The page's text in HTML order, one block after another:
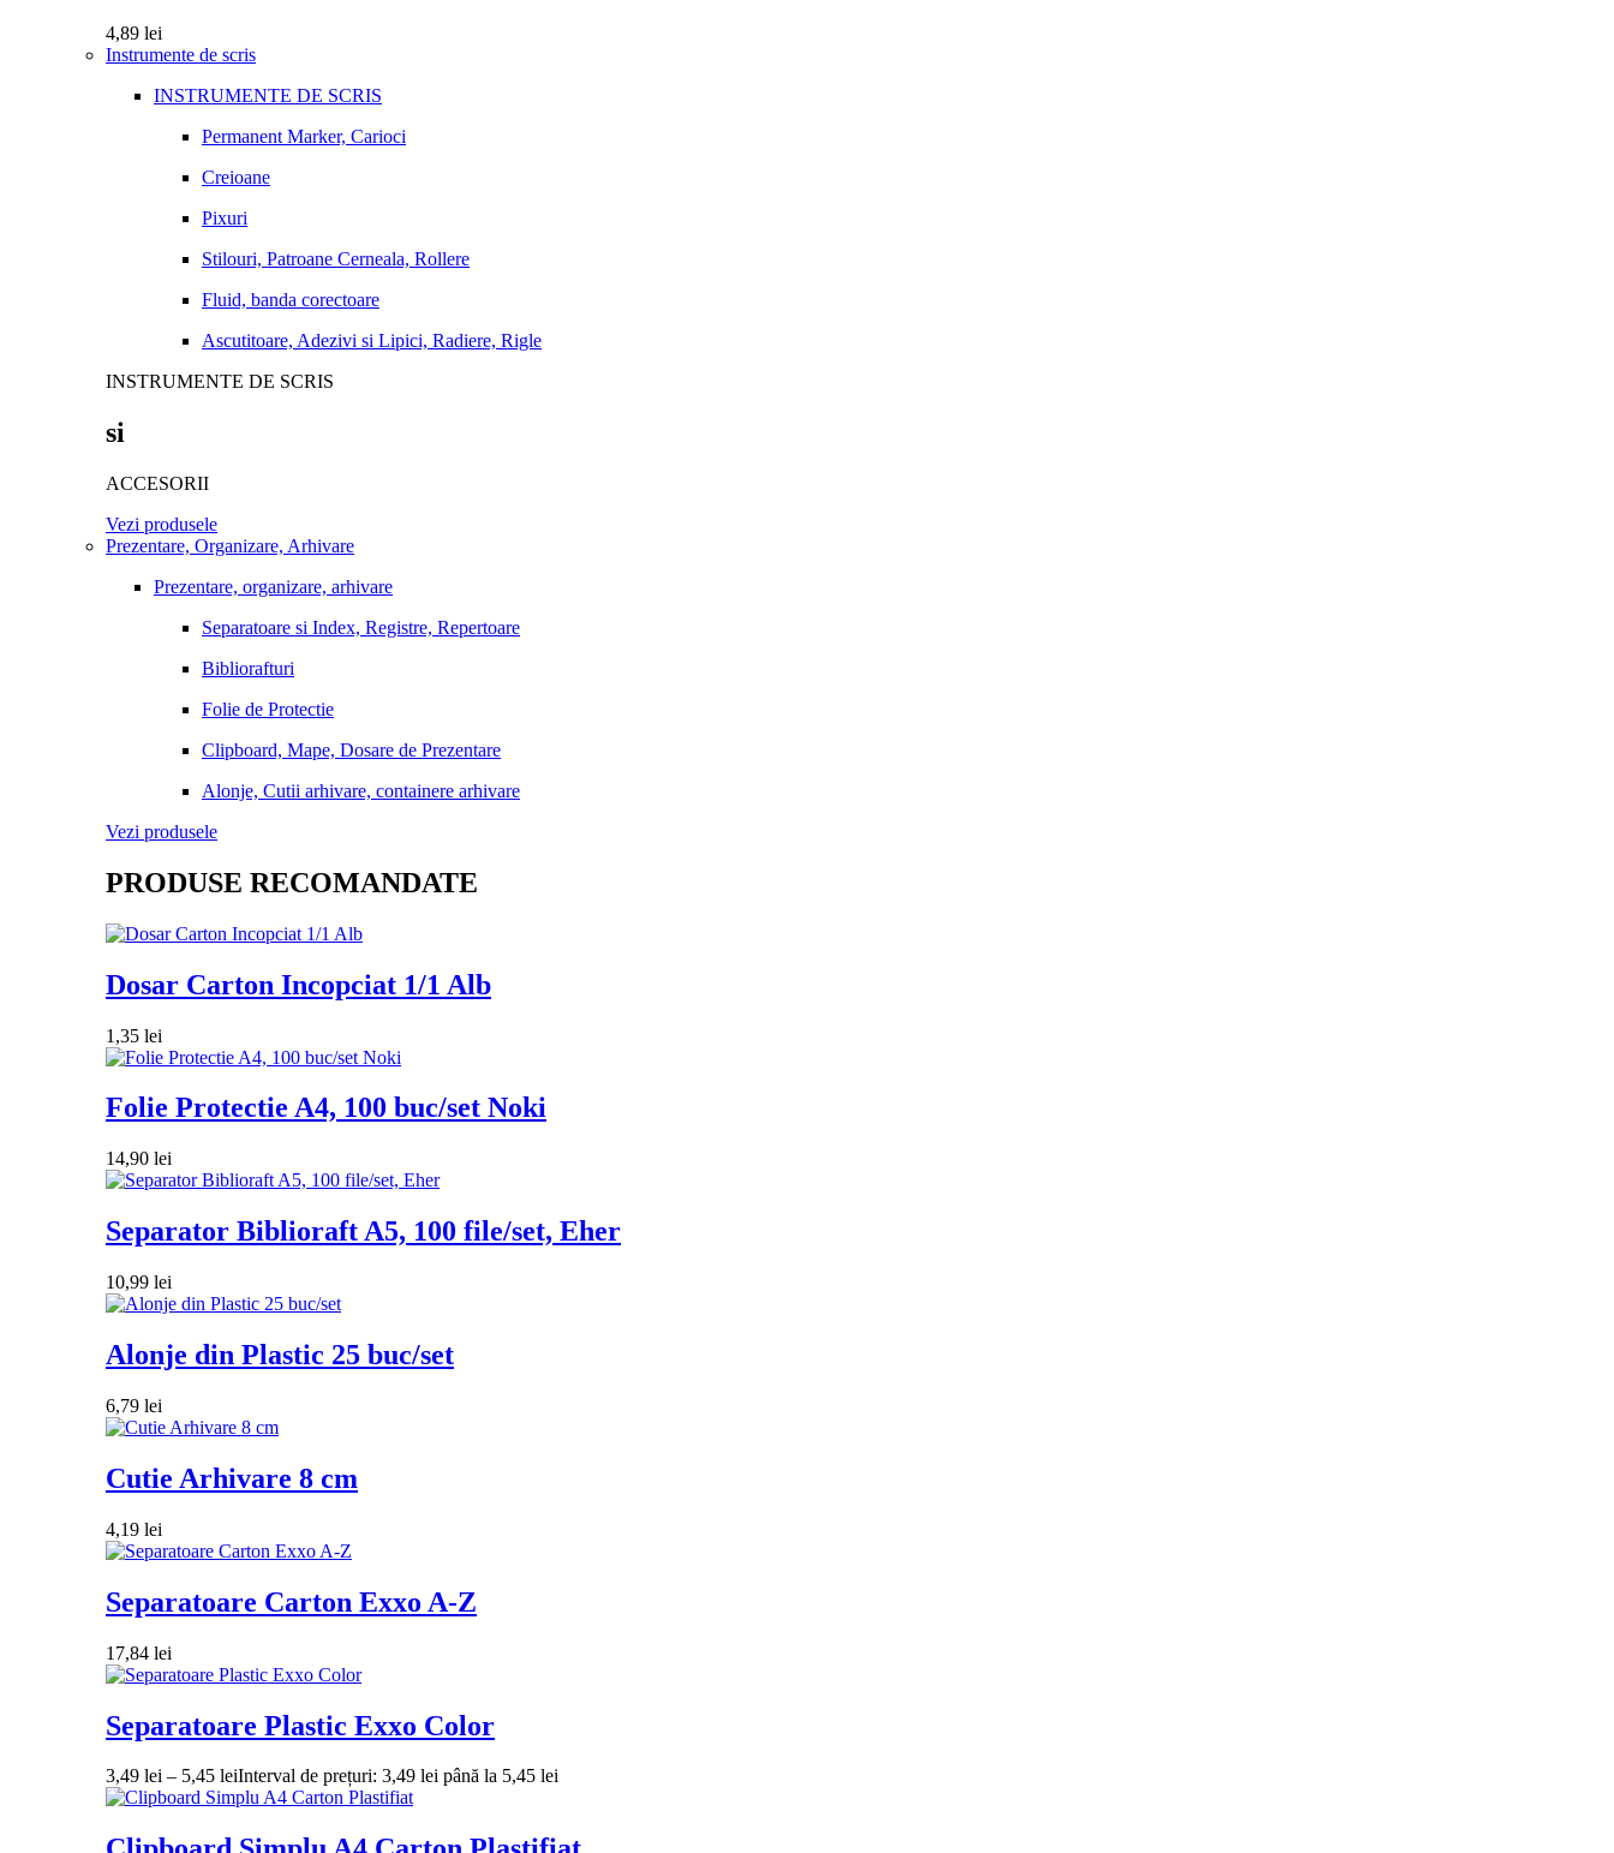
4,89 lei
Instrumente de scris
INSTRUMENTE DE SCRIS
Permanent Marker, Carioci
Creioane
Pixuri
Stilouri, Patroane Cerneala, Rollere
Fluid, banda corectoare
Ascutitoare, Adezivi si Lipici, Radiere, Rigle
INSTRUMENTE DE SCRIS
si
ACCESORII
Vezi produsele
Prezentare, Organizare, Arhivare
Prezentare, organizare, arhivare
Separatoare si Index, Registre, Repertoare
Bibliorafturi
Folie de Protectie
Clipboard, Mape, Dosare de Prezentare
Alonje, Cutii arhivare, containere arhivare
Vezi produsele
PRODUSE RECOMANDATE
Dosar Carton Incopciat 1/1 Alb
1,35 lei
Folie Protectie A4, 100 buc/set Noki
14,90 lei
Separator Biblioraft A5, 100 file/set, Eher
10,99 lei
Alonje din Plastic 25 buc/set
6,79 lei
Cutie Arhivare 8 cm
4,19 lei
Separatoare Carton Exxo A-Z
17,84 lei
Separatoare Plastic Exxo Color
3,49 lei – 5,45 leiInterval de prețuri: 3,49 lei până la 5,45 lei